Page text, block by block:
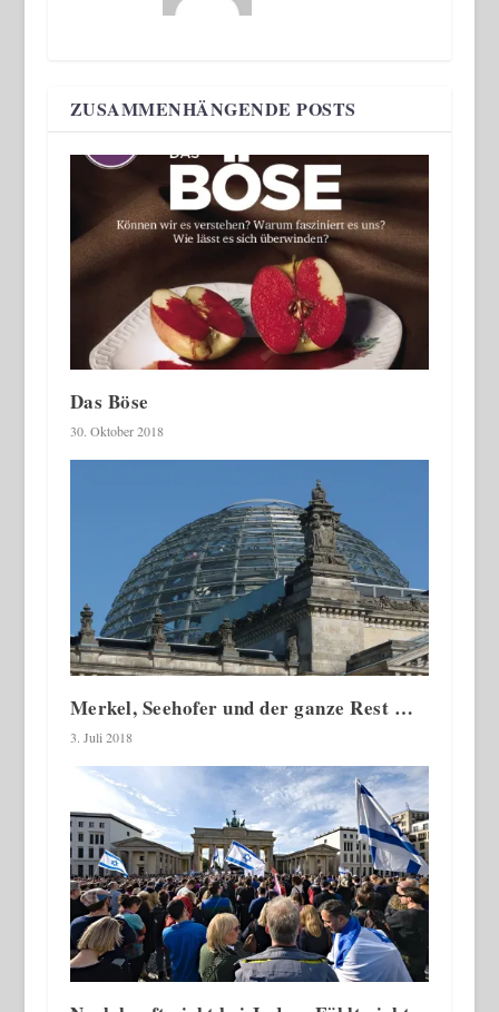
ZUSAMMENHÄNGENDE POSTS
Das Böse
30. Oktober 2018
Merkel, Seehofer und der ganze Rest …
3. Juli 2018